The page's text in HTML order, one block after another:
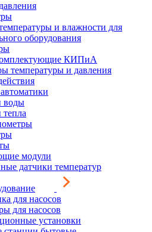
и влажности для
оборудования
КИПиА
температуры и давления
воды
модули
датчики температур
для насосов
для насосов
установки